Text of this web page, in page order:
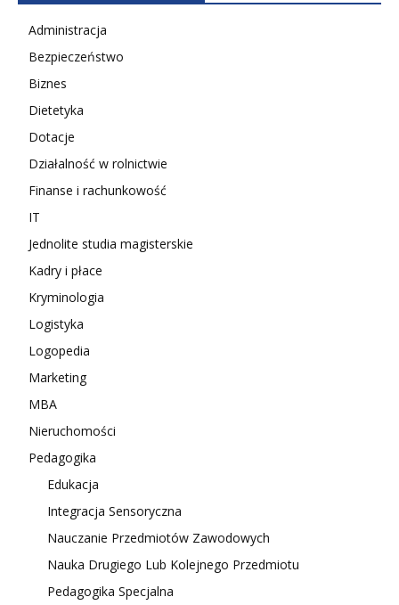
Administracja
Bezpieczeństwo
Biznes
Dietetyka
Dotacje
Działalność w rolnictwie
Finanse i rachunkowość
IT
Jednolite studia magisterskie
Kadry i płace
Kryminologia
Logistyka
Logopedia
Marketing
MBA
Nieruchomości
Pedagogika
Edukacja
Integracja Sensoryczna
Nauczanie Przedmiotów Zawodowych
Nauka Drugiego Lub Kolejnego Przedmiotu
Pedagogika Specjalna